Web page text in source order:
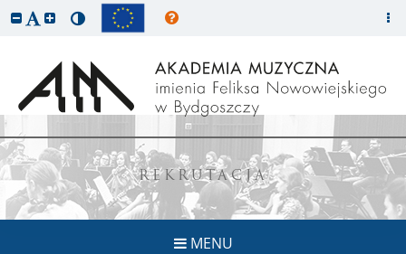
REKRUTACJA
MENU